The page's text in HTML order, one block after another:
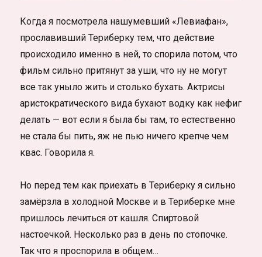
Когда я посмотрела нашумевший «Левиафан»,
прославивший Териберку тем, что действие
происходило именно в ней, то спорила потом, что
фильм сильно притянут за уши, что ну не могут
все так уныло жить и столько бухать. Актрисы
аристократического вида бухают водку как нефиг
делать — вот если я была бы там, то естественно
не стала бы пить, яж не пью ничего крепче чем
квас. Говорила я.
Но перед тем как приехать в Териберку я сильно
замёрзла в холодной Москве и в Териберке мне
пришлось лечиться от кашля. Спиртовой
настоечкой. Несколько раз в день по стопочке.
Так что я проспорила в общем…